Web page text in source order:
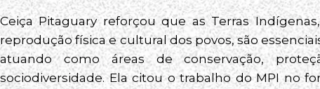
Ceiça Pitaguary reforçou que as Terras
reprodução física e cultural dos povos, são
atuando como áreas de conservação,
sociodiversidade. Ela citou o trabalho do MPI no